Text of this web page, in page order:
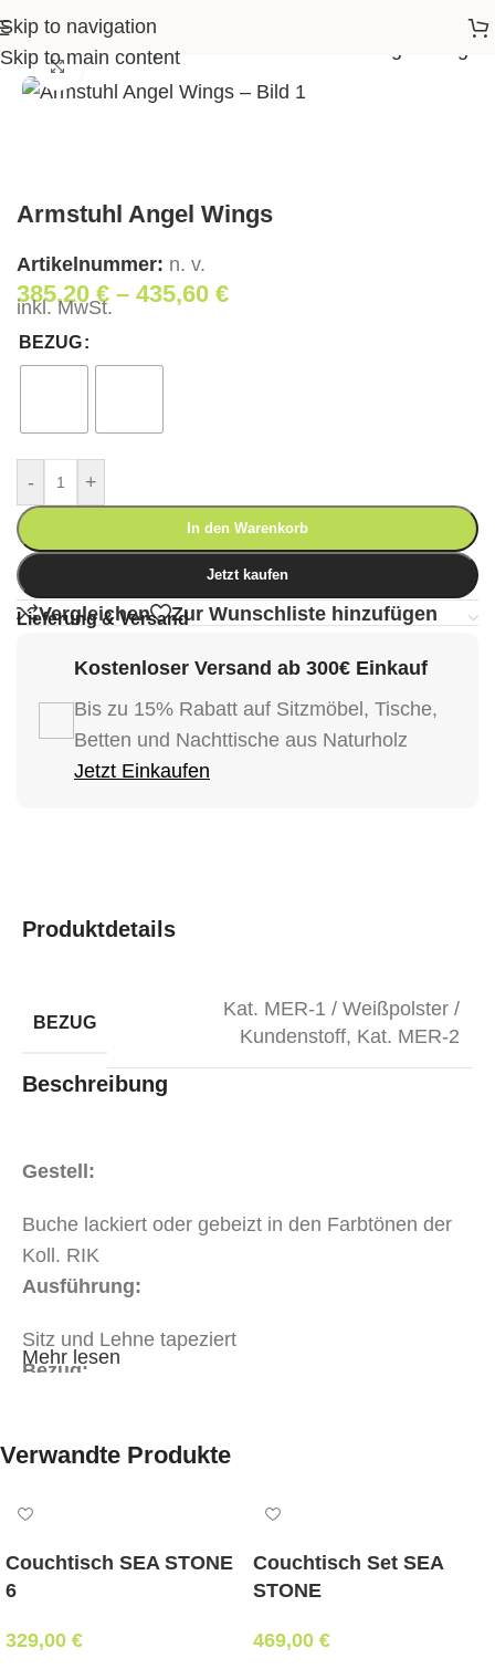
Skip to navigation
Skip to main content
Startseite>Shop>
Klick zum Vergrößern
Armstuhl Angel Wings
Artikelnummer: n. v.
385,20€ – 435,60 €
inkl. MwSt.
BEZUG
- +
In den Warenkorb
Jetzt kaufen
Vergleichen Zur Wunschliste hinzufügen
Lieferung & Versand
Kostenloser Versand ab 300€ Einkauf
Bis zu 15% Rabatt auf Sitzmöbel, Tische,
Betten und Nachttische aus Naturholz
Jetzt Einkaufen
Produktdetails
BEZUG
Kat. MER-1 / Weißpolster /
Kundenstoff, Kat. MER-2
Beschreibung
Gestell:
Buche lackiert oder gebeizt in den Farbtönen der
Koll. RIK
Ausführung:
Sitz und Lehne tapeziert
Bezug:
MER-1
MER-2
tapeziert mit Ihrem beigestellten Eigenbezug*
Mehr lesen
Verwandte Produkte
Couchtisch SEA STONE
6
329,00 €
Couchtisch Set SEA
STONE
469,00 €